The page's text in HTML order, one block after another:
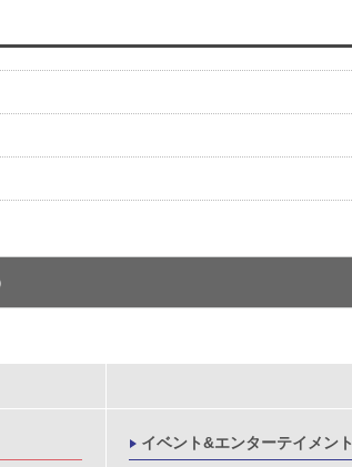
イベント&エンターテイメント